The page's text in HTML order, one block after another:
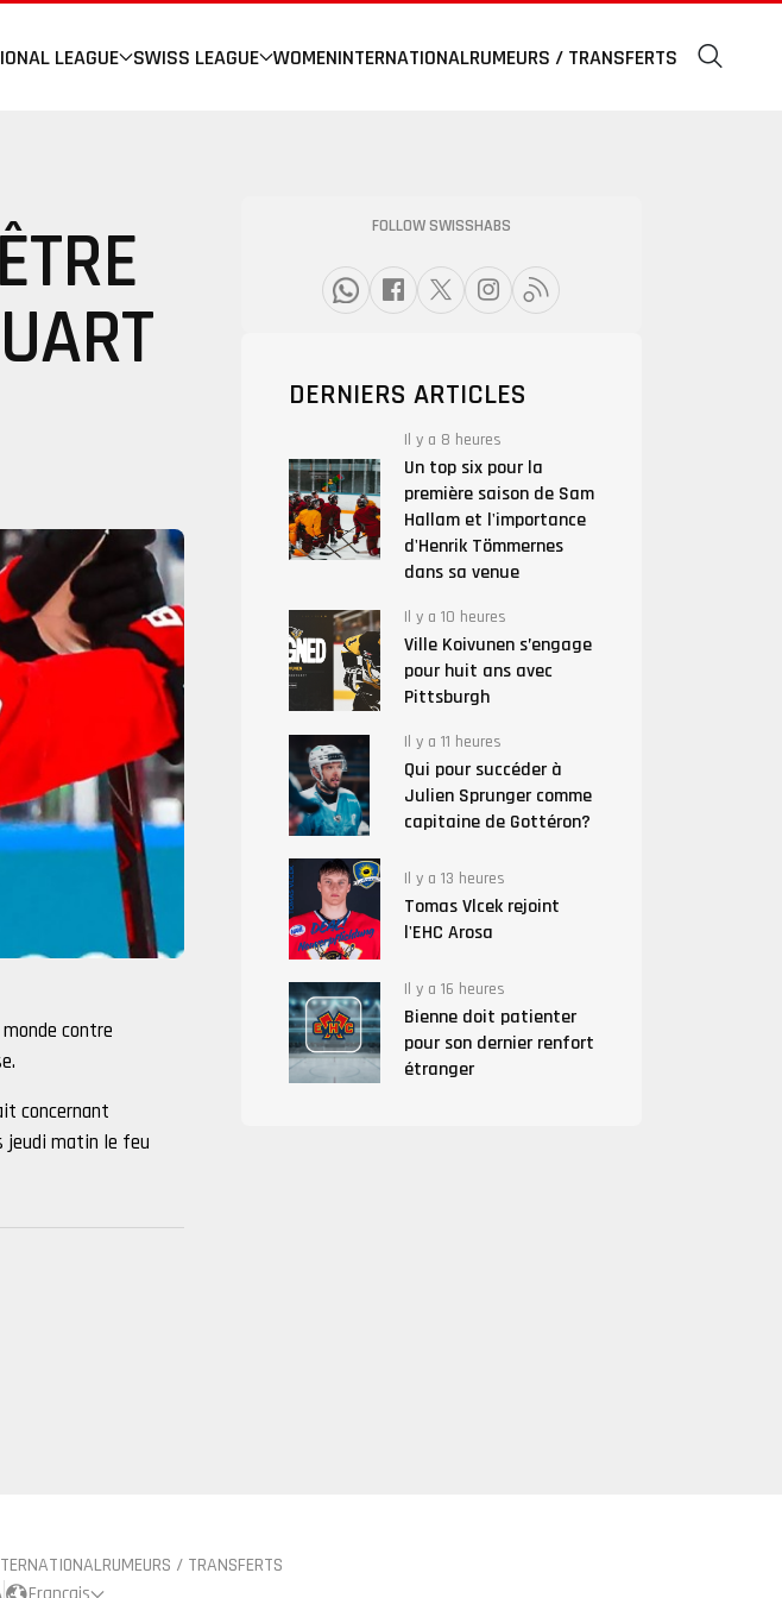
LEAGUE SWISS LEAGUE WOMENINTERNATIONALRUMEURS / TRANSFERTS
contre
concernant
jeudi matin le feu
FOLLOW SWISSHABS
DERNIERS ARTICLES
Il y a 8 heures
Un top six pour la
première saison de Sam
Hallam et l'importance
d'Henrik Tömmernes
dans sa venue
Il y a 10 heures
Ville Koivunen s’engage
pour huit ans avec
Pittsburgh
Il y a 11 heures
Qui pour succéder à
Julien Sprunger comme
capitaine de Gottéron?
Il y a 13 heures
Tomas Vlcek rejoint
l'EHC Arosa
Il y a 16 heures
Bienne doit patienter
pour son dernier renfort
étranger
RUMEURS / TRANSFERTS